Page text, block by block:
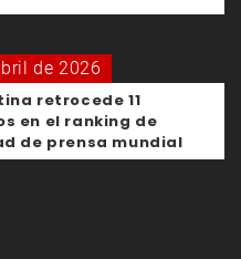
de 2026
retrocede 11
en el ranking de
de prensa mundial